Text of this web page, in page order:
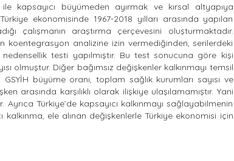
kapsayıcı büyümeden ayırmak ve kırsal altyapıya
ekonomisinde 1967-2018 yılları arasında yapılan
çalışmanın araştırma çerçevesini oluşturmaktadır.
koentegrasyon analizine izin vermediğinden, serilerdeki
testi yapılmıştır. Bu test sonucuna göre kişi
olmuştur. Diğer bağımsız değişkenler kalkınmayı temsil
büyüme oranı, toplam sağlık kurumları sayısı ve
arasında karşılıklı olarak ilişkiye ulaşılamamıştır. Yani
Ayrıca Türkiye’de kapsayıcı kalkınmayı sağlayabilmenin
kalkınma, ele alınan değişkenlerle Türkiye ekonomisi için